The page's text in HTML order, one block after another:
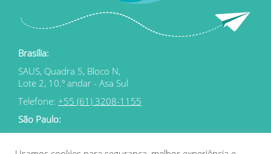
Brasília:
SAUS, Quadra 5, Bloco N,
Lote 2, 10.º andar - Asa Sul
Telefone: +55 (61) 3208-1155
São Paulo:
Jardim Paulista